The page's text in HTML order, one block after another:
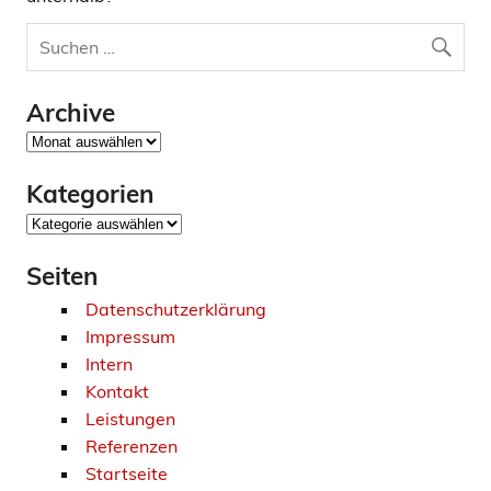
Archive
Archive
Kategorien
Kategorien
Seiten
Datenschutzerklärung
Impressum
Intern
Kontakt
Leistungen
Referenzen
Startseite